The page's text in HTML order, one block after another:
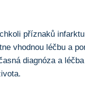
příznaků
vhodnou léčbu a
diagnóza​ a